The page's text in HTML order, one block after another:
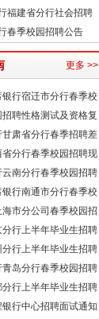
福建省分行社会招聘
春季校园招聘公告
更多 >>
行宿迁市分行春季校
聘性格测试及资格复
肃省分行春季招聘差
分行春季校园招聘现
南分行春季校园招聘
行南通市分行春季校
市分公司春季校园招
行上半年毕业生招聘
行上半年毕业生招聘
岛分行春季校园招聘
行上半年毕业生招聘
行中心招聘面试通知